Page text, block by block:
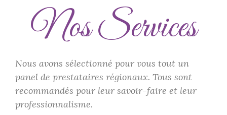
Nos Services
Nous avons sélectionné pour vous tout un
panel de prestataires régionaux. Tous sont
recommandés pour leur savoir-faire et leur
professionnalisme.